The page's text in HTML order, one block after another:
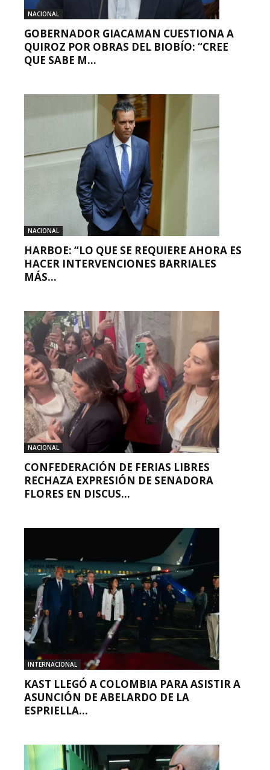
NACIONAL
GOBERNADOR GIACAMAN CUESTIONA A
QUIROZ POR OBRAS DEL BIOBÍO: “CREE
QUE SABE M...
NACIONAL
HARBOE: “LO QUE SE REQUIERE AHORA ES
HACER INTERVENCIONES BARRIALES
MÁS...
NACIONAL
CONFEDERACIÓN DE FERIAS LIBRES
RECHAZA EXPRESIÓN DE SENADORA
FLORES EN DISCUS...
INTERNACIONAL
KAST LLEGÓ A COLOMBIA PARA ASISTIR A
ASUNCIÓN DE ABELARDO DE LA
ESPRIELLA...